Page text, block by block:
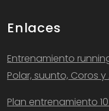
Enlaces
Entrenamiento
Polar, suunto, Coros
Plan entrenamiento